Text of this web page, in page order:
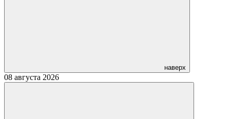
наверх
08 августа 2026